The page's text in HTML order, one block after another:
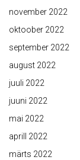
november 2022
oktoober 2022
september 2022
august 2022
juuli 2022
juuni 2022
mai 2022
aprill 2022
märts 2022